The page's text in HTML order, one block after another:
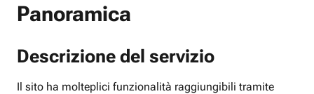
Panoramica
Descrizione del servizio
Il sito ha molteplici funzionalità raggiungibili tramite